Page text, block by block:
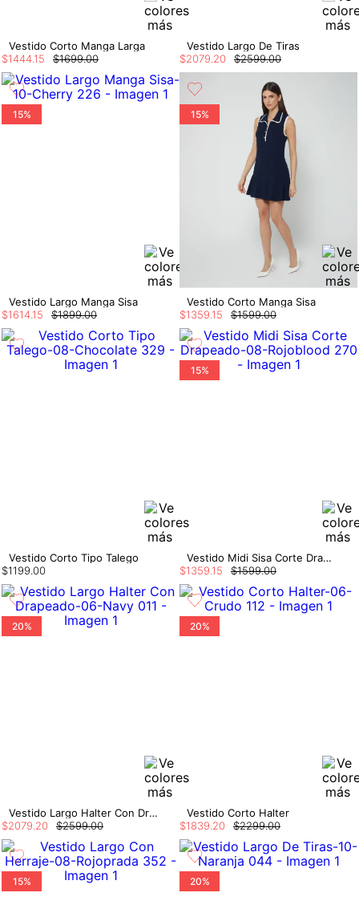
Vestido Corto Manga Larga
$1699.00
$144415
Vestido Largo De Tiras
$2599.00
$2079 20
15%
Vestido Largo Manga Sisa
$1899.00
$161415
15%
Vestido Corto Manga Sisa
$1599.00
$135915
Vestido Corto Tipo Talego
$1199.00
15%
Vestido Midi Sisa Corte Drapeado
$1599.00
$135915
20%
Vestido Largo Halter Con Drapeado
$2599.00
$2079.20
20%
Vestido Corto Halter
$2299.00
$1839.20
15% 20%